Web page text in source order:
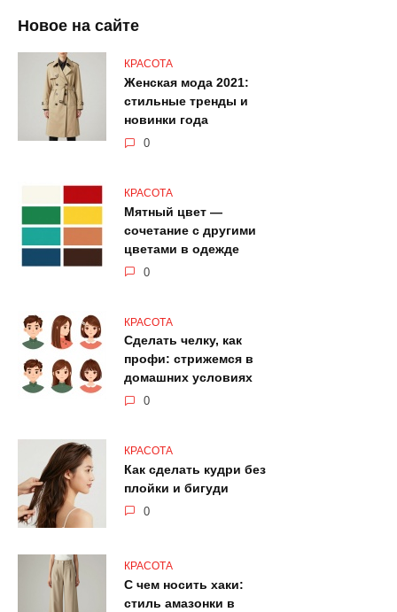
Новое на сайте
КРАСОТА
Женская мода 2021:
стильные тренды и
новинки года
0
КРАСОТА
Мятный цвет —
сочетание с другими
цветами в одежде
0
КРАСОТА
Сделать челку, как
профи: стрижемся в
домашних условиях
0
КРАСОТА
Как сделать кудри без
плойки и бигуди
0
КРАСОТА
С чем носить хаки:
стиль амазонки в